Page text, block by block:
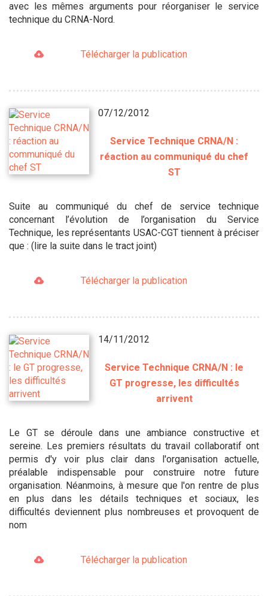
avec les mêmes arguments pour réorganiser le service
technique du CRNA-Nord.
Télécharger la publication
07/12/2012
Service Technique CRNA/N :
réaction au communiqué du chef
ST
Suite au communiqué du chef de service technique
concernant l’évolution de l’organisation du Service
Technique, les représentants USAC-CGT tiennent à préciser
que : (lire la suite dans le tract joint)
Télécharger la publication
14/11/2012
Service Technique CRNA/N : le
GT progresse, les difficultés
arrivent
Le GT se déroule dans une ambiance constructive et
sereine. Les premiers résultats du travail collaboratif ont
permis d'y voir plus clair dans l'organisation actuelle,
préalable indispensable pour construire notre future
organisation. Néanmoins, à mesure que l'on rentre de plus
en plus dans les détails techniques et sociaux, les
difficultés deviennent plus nombreuses et provoquent de
nom
Télécharger la publication